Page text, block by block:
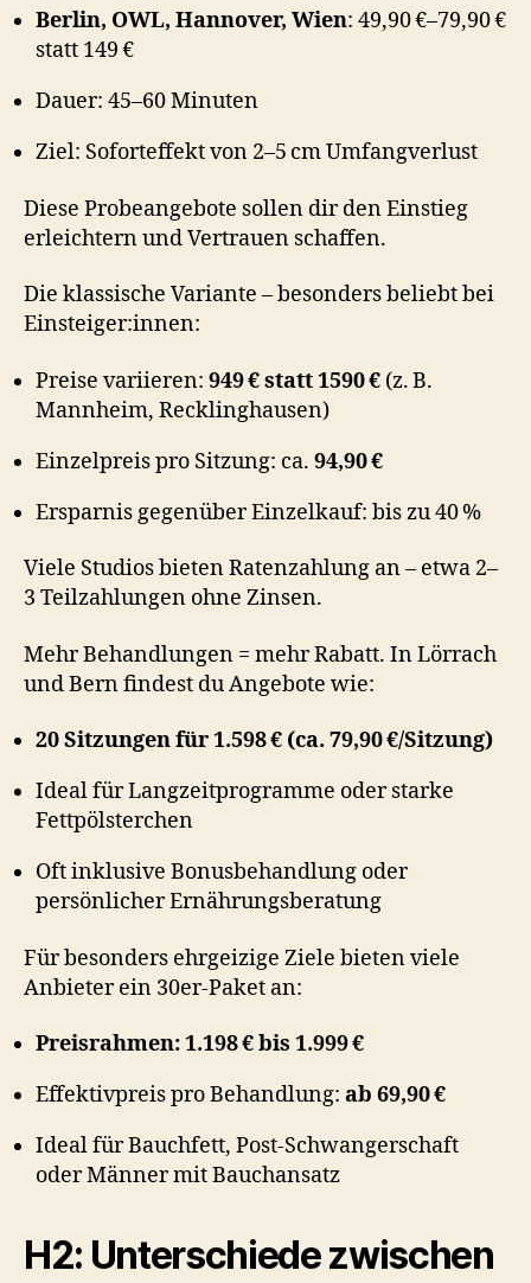
Berlin, OWL, Hannover, Wien: 49,90 €–79,90 €
statt 149 €
Dauer: 45–60 Minuten
Ziel: Soforteffekt von 2–5 cm Umfangverlust
Diese Probeangebote sollen dir den Einstieg
erleichtern und Vertrauen schaffen.
Die klassische Variante – besonders beliebt bei
Einsteiger:innen:
Preise variieren: 949 € statt 1590 € (z. B.
Mannheim, Recklinghausen)
Einzelpreis pro Sitzung: ca. 94,90 €
Ersparnis gegenüber Einzelkauf: bis zu 40 %
Viele Studios bieten Ratenzahlung an – etwa 2–
3 Teilzahlungen ohne Zinsen.
Mehr Behandlungen = mehr Rabatt. In Lörrach
und Bern findest du Angebote wie:
20 Sitzungen für 1.598 € (ca. 79,90 €/Sitzung)
Ideal für Langzeitprogramme oder starke
Fettpölsterchen
Oft inklusive Bonusbehandlung oder
persönlicher Ernährungsberatung
Für besonders ehrgeizige Ziele bieten viele
Anbieter ein 30er-Paket an:
Preisrahmen: 1.198 € bis 1.999 €
Effektivpreis pro Behandlung: ab 69,90 €
Ideal für Bauchfett, Post-Schwangerschaft
oder Männer mit Bauchansatz
H2: Unterschiede zwischen